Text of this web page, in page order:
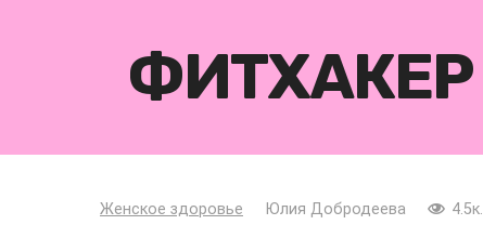
ФИТХАКЕР
Женское здоровье Юлия Добродеева 4.5к.